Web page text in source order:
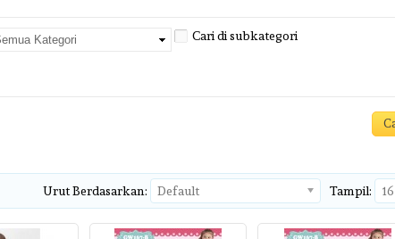
Cari di subkategori
Tampil: 16
Urut Berdasarkan: Default